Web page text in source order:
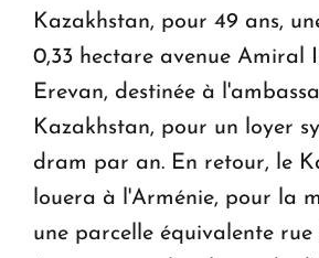
Kazakhstan, pour 49 ans,
0,33 hectare avenue Amiral
Erevan, destinée à
Kazakhstan, pour un loyer
dram par an. En retour, le
louera à l'Arménie, pour la
une parcelle équivalente